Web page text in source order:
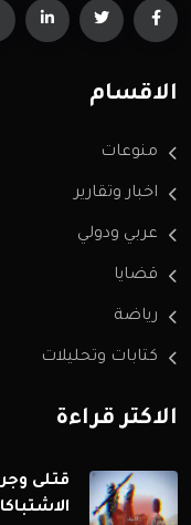
الاقسام
منوعات
اخبار وتقارير
عربي ودولي
قضايا
رياضة
كتابات وتحليلات
الاكثر قراءة
قتلى